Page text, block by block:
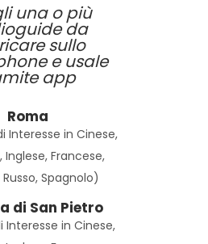
una o più
da
sullo
e usale
app
Roma
Interesse in Cinese,
Inglese, Francese,
Spagnolo)
di San Pietro
Interesse in Cinese,